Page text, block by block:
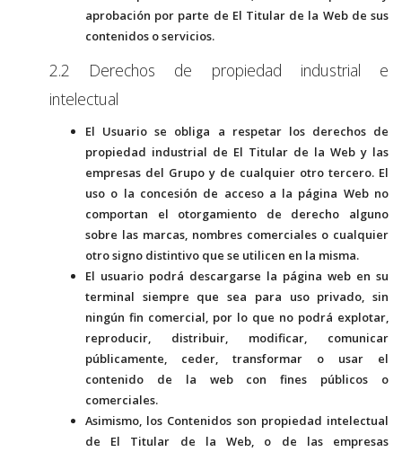
aprobación por parte de El Titular de la Web de sus
contenidos o servicios.
2.2 Derechos de propiedad industrial e
intelectual
El Usuario se obliga a respetar los derechos de
propiedad industrial de El Titular de la Web y las
empresas del Grupo y de cualquier otro tercero. El
uso o la concesión de acceso a la página Web no
comportan el otorgamiento de derecho alguno
sobre las marcas, nombres comerciales o cualquier
otro signo distintivo que se utilicen en la misma.
El usuario podrá descargarse la página web en su
terminal siempre que sea para uso privado, sin
ningún fin comercial, por lo que no podrá explotar,
reproducir, distribuir, modificar, comunicar
públicamente, ceder, transformar o usar el
contenido de la web con fines públicos o
comerciales.
Asimismo, los Contenidos son propiedad intelectual
de El Titular de la Web, o de las empresas